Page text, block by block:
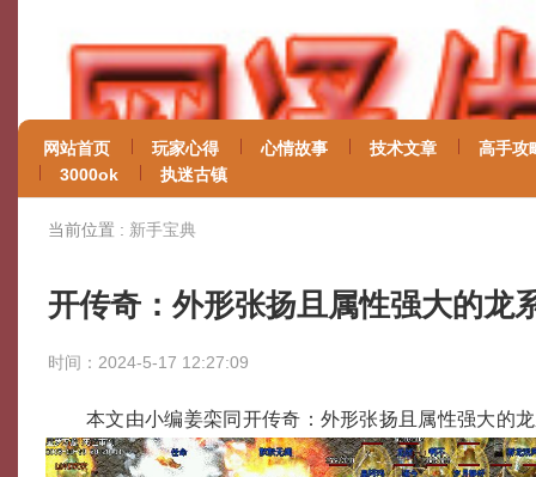
网站首页 玩家心得 心情故事 技术文章
高手攻
3000ok
执迷古镇
当前位置 : 新手宝典
开传奇：外形张扬且属性强大的龙
时间：2024-5-17 12:27:09
本文由小编姜栾同开传奇：外形张扬且属性强大的